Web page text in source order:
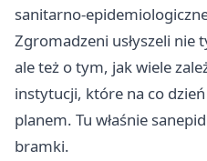
sanitarno-
Zgromadzeni usłyszeli nie
ale też o tym, jak wiele
instytucji, które na co
planem. Tu właśnie
bramki.